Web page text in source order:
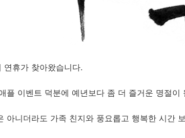
연휴가 찾아왔습니다.
플 이벤트 덕분에 예년보다 좀 더 즐거운 명절이
아니더라도 가족 친지와 풍요롭고 행복한 시간